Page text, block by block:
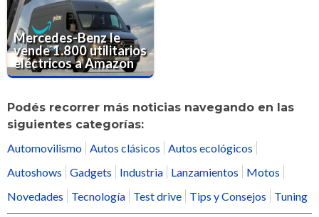
Mercedes-Benz le
vende 1.800 utilitarios
eléctricos a Amazon
Podés recorrer más noticias navegando en las
siguientes categorías:
Automovilismo Autos clásicos
Autos ecológicos
Autoshows
Gadgets Industria Lanzamientos
Motos
Novedades
Tecnología Test drive Tips y Consejos Tuning